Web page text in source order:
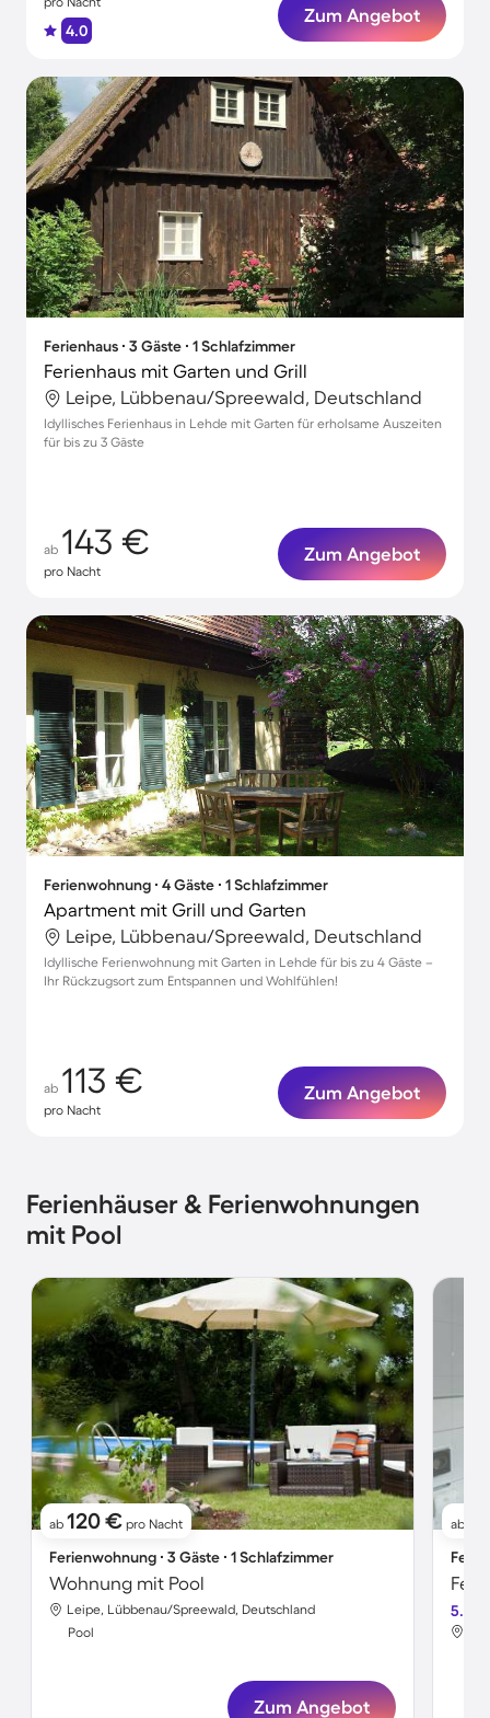
4.0
Zum Angebot
Ferienhaus ∙ 3 Gäste ∙ 1 Schlafzimmer
Ferienhaus mit Garten und Grill
Leipe, Lübbenau/Spreewald, Deutschland
Idyllisches Ferienhaus in Lehde mit Garten für erholsame Auszeiten
für bis zu 3 Gäste
ab 143 €
pro Nacht
Zum Angebot
Ferienwohnung ∙ 4 Gäste ∙ 1 Schlafzimmer
Apartment mit Grill und Garten
Leipe, Lübbenau/Spreewald, Deutschland
Idyllische Ferienwohnung mit Garten in Lehde für bis zu 4 Gäste –
Ihr Rückzugsort zum Entspannen und Wohlfühlen!
ab 113 €
pro Nacht
Zum Angebot
Ferienhäuser & Ferienwohnungen
mit Pool
ab 120 € pro Nacht
Ferienwohnung ∙ 3 Gäste ∙ 1 Schlafzimmer
Wohnung mit Pool
Leipe, Lübbenau/Spreewald, Deutschland
Pool
Zum Angebot
ab
5.0